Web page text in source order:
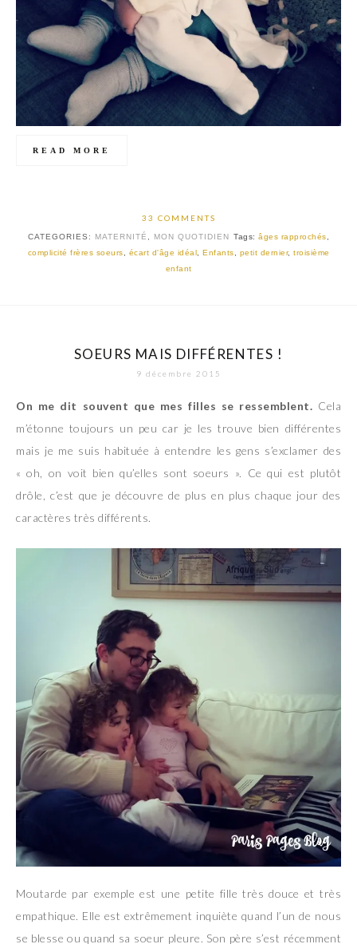
READ MORE
33 COMMENTS
CATEGORIES: MATERNITÉ , MON QUOTIDIEN Tags: âges rapprochés,
complicité frères soeurs, écart d'âge idéal, Enfants, petit dernier, troisième
enfant
SOEURS MAIS DIFFÉRENTES !
9 décembre 2015
On me dit souvent que mes filles se ressemblent. Cela
m’étonne toujours un peu car je les trouve bien différentes
mais je me suis habituée à entendre les gens s’exclamer des
« oh, on voit bien qu’elles sont soeurs ». Ce qui est plutôt
drôle, c’est que je découvre de plus en plus chaque jour des
caractères très différents.
Moutarde par exemple est une petite fille très douce et très
empathique. Elle est extrêmement inquiète quand l’un de nous
se blesse ou quand sa soeur pleure. Son père s’est récemment